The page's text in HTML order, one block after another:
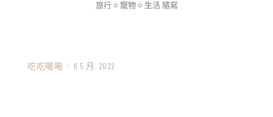
旅行 ○ 寵物 ○ 生活 隨寫
吃吃喝喝 / 6 5 月, 2022